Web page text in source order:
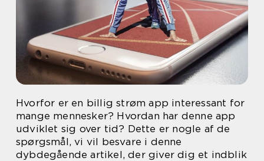
Hvorfor er en billig strøm app interessant for
mange mennesker? Hvordan har denne app
udviklet sig over tid? Dette er nogle af de
spørgsmål, vi vil besvare i denne
dybdegående artikel, der giver dig et indblik